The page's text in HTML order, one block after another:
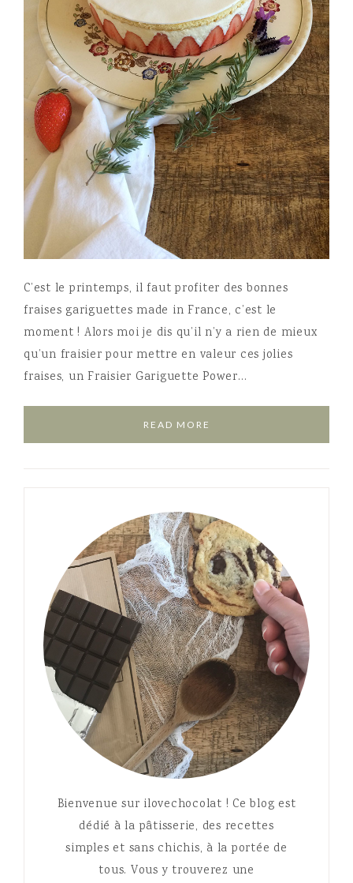
C’est le printemps, il faut profiter des bonnes
fraises gariguettes made in France, c’est le
moment ! Alors moi je dis qu’il n’y a rien de mieux
qu’un fraisier pour mettre en valeur ces jolies
fraises, un Fraisier Gariguette Power…
READ MORE
Bienvenue sur ilovechocolat ! Ce blog est
dédié à la pâtisserie, des recettes
simples et sans chichis, à la portée de
tous. Vous y trouverez une